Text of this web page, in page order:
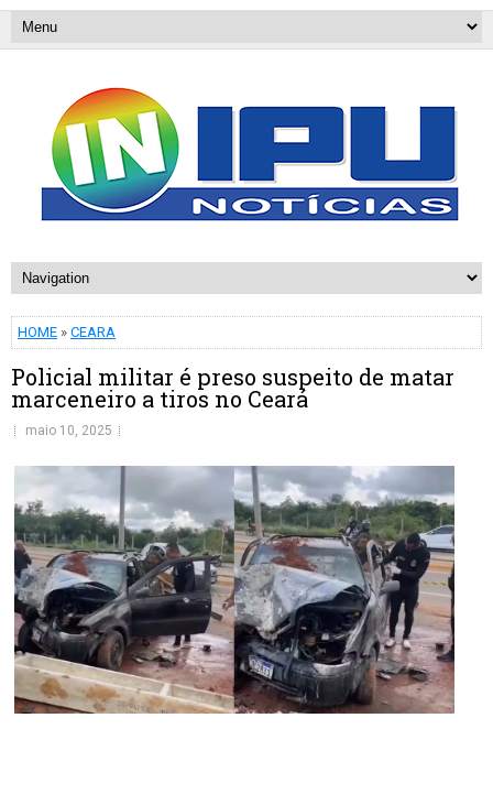
HOME » CEARA
Policial militar é preso suspeito de matar
marceneiro a tiros no Ceará
maio 10, 2025